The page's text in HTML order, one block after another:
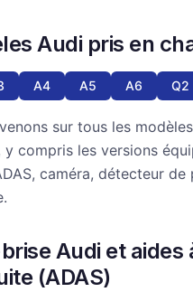
Audi pris en
A4 A5 A6 Q2
sur tous les
y compris les versions
caméra, détecteur
Audi et aides
(ADAS)